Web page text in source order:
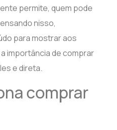
permite, quem pode
nisso,
para mostrar aos
importância de comprar
e direta.
comprar